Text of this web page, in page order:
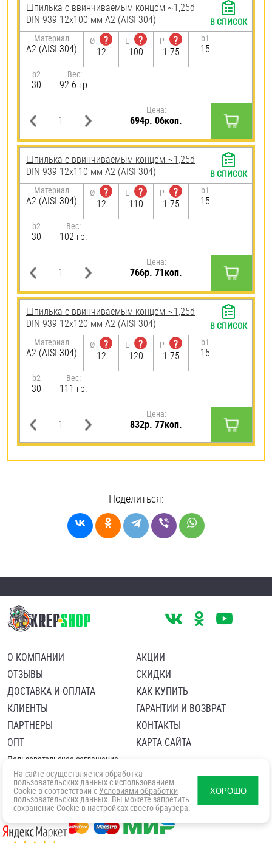
Шпилька c ввинчиваемым концом ~1,25d
DIN 939 12х100 мм А2 (AISI 304)
Материал
А2 (AISI 304)
Ø
?
12
L
?
100
P
?
1.75
b1
15
b2
30
Вес:
92.6 гр.
Цена:
694р. 06коп.
В СПИСОК
Шпилька c ввинчиваемым концом ~1,25d
DIN 939 12х110 мм А2 (AISI 304)
Материал
А2 (AISI 304)
Ø
?
12
L
?
110
P
?
1.75
b1
15
b2
30
Вес:
102 гр.
Цена:
766р. 71коп.
В СПИСОК
Шпилька c ввинчиваемым концом ~1,25d
DIN 939 12х120 мм А2 (AISI 304)
Материал
А2 (AISI 304)
Ø
?
12
L
?
120
P
?
1.75
b1
15
b2
30
Вес:
111 гр.
Цена:
832р. 77коп.
В СПИСОК
Поделиться:
О КОМПАНИИ
ОТЗЫВЫ
ДОСТАВКА И ОПЛАТА
КЛИЕНТЫ
ПАРТНЕРЫ
ОПТ
АКЦИИ
СКИДКИ
КАК КУПИТЬ
ГАРАНТИИ И ВОЗВРАТ
КОНТАКТЫ
КАРТА САЙТА
Пользовательское соглашение
Политика в отношении обработки персональных данных
Согласие посетителя сайта на обработку персональных данны
На сайте осуществляется обработка
пользовательских данных с использованием
Cookie в соответствии с Условиями обработки
пользовательских данных. Вы можете запретить
сохранение Cookie в настройках своего браузера.
ХОРОШО